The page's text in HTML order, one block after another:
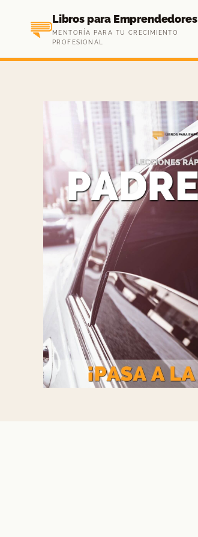
contenido
Libros para Emprendedores
MENTORÍA PARA TU CRECIMIENTO
PROFESIONAL